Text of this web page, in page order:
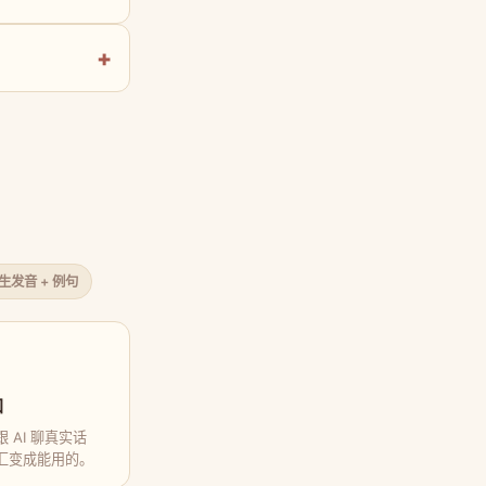
发音 + 例句
AI 聊真实话
成能用的。